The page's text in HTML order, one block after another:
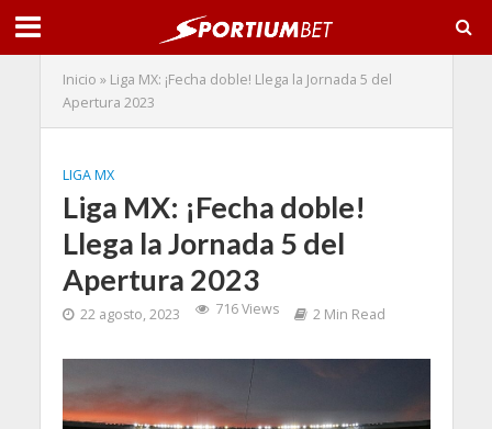
Inicio » Liga MX: ¡Fecha doble! Llega la Jornada 5 del
Apertura 2023
LIGA MX
Liga MX: ¡Fecha doble!
Llega la Jornada 5 del
Apertura 2023
22 agosto, 2023 716 Views 2 Min Read